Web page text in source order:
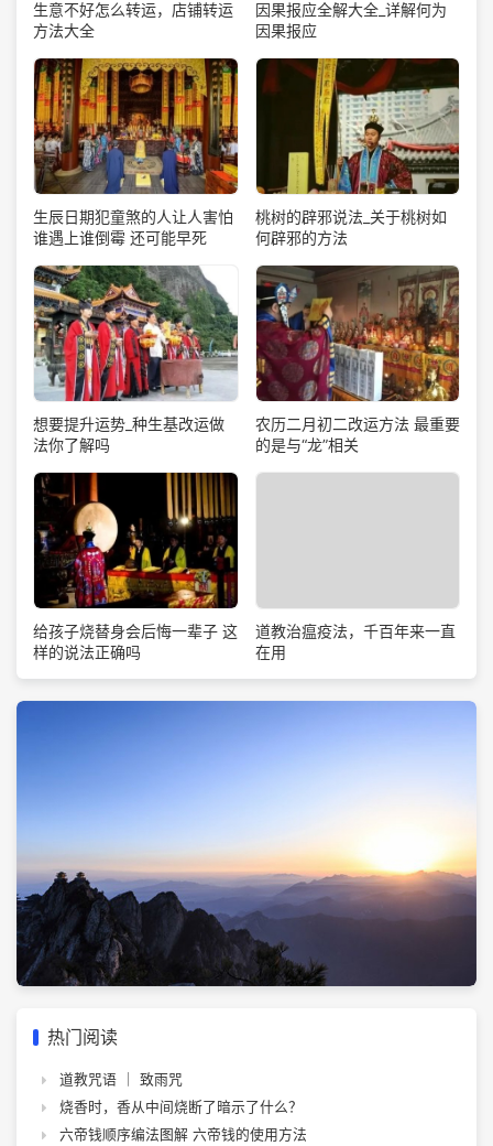
生意不好怎么转运，店铺转运
方法大全
因果报应全解大全_详解何为
因果报应
生辰日期犯童煞的人让人害怕
谁遇上谁倒霉 还可能早死
桃树的辟邪说法_关于桃树如
何辟邪的方法
想要提升运势_种生基改运做
法你了解吗
农历二月初二改运方法 最重要
的是与“龙”相关
给孩子烧替身会后悔一辈子 这
样的说法正确吗
道教治瘟疫法，千百年来一直
在用
热门阅读
道教咒语 ｜ 致雨咒
烧香时，香从中间烧断了暗示了什么？
六帝钱顺序编法图解 六帝钱的使用方法